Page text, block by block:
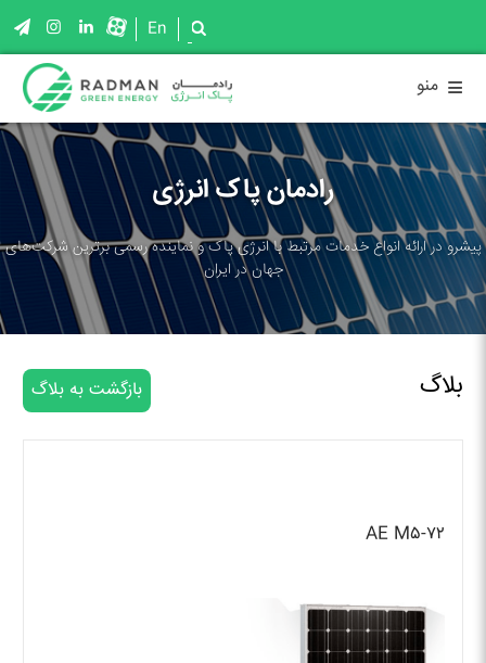
En
≡ منو
رادمان پاک انرژی
پیشرو در ارائه انواع خدمات مرتبط با انرژی پاک و نماینده رسمی برترین شرکت‌های
جهان در ایران
بلاگ بازگشت به بلاگ
AE M۵-۷۲